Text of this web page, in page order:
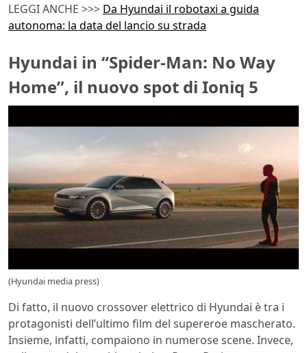
LEGGI ANCHE >>> Da Hyundai il robotaxi a guida
autonoma: la data del lancio su strada
Hyundai in “Spider-Man: No Way
Home”, il nuovo spot di Ioniq 5
(Hyundai media press)
Di fatto, il nuovo crossover elettrico di Hyundai è tra i
protagonisti dell’ultimo film del supereroe mascherato.
Insieme, infatti, compaiono in numerose scene. Invece,